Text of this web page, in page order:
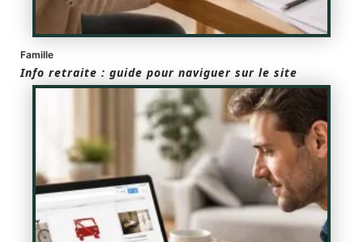
Famille
Info retraite : guide pour naviguer sur le site